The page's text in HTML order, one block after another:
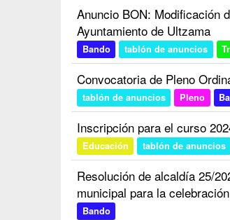
Anuncio BON: Modificación
Ayuntamiento de Ultzama
Bando tablón de anuncios
Convocatoria de Pleno
tablón de anuncios Pleno
Inscripción para el curso
Educación tablón de anuncios
Resolución de alcaldía 25/
municipal para la
Bando